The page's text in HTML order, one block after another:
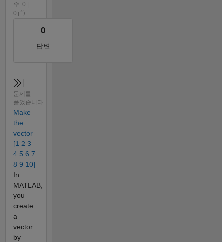
수: 0 |
0
0
답변
문제를
풀었습니다
Make
the
vector
[1 2 3
4 5 6 7
8 9 10]
In
MATLAB,
you
create
a
vector
by